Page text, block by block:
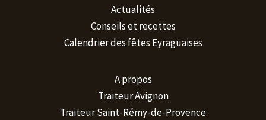
Actualités
Conseils et recettes
Calendrier des fêtes Eyraguaises
A propos
Traiteur Avignon
Traiteur Saint-Rémy-de-Provence